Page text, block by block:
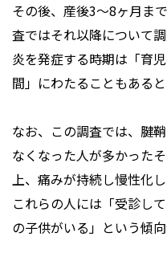
その後、産後3～8ヶ月ま
査ではそれ以降について
炎を発症する時期は「育
間」にわたることもあると
なお、この調査では、腱
なくなった人が多かった
上、痛みが持続し慢性化
これらの人には「受診し
の子供がいる」という傾